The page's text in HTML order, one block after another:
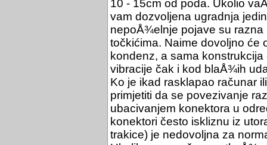
10 - 15cm od poda. Ukolio
vam dozvoljena ugradnja
nepoÅ¾elnje pojave su
točkićima. Naime dovoljno će
kondenz, a sama
vibracije čak i kod blaÅ¾ih
Ko je ikad rasklapao računar
primjetiti da se povezivanje
ubacivanjem konektora u
konektori često iskliznu iz
trakice) je nedovoljna za